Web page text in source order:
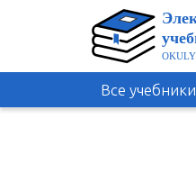
Все учебники